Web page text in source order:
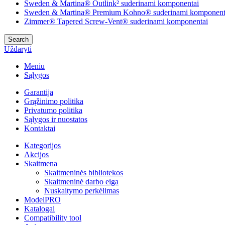
Sweden & Martina® Outlink² suderinami komponentai
Sweden & Martina® Premium Kohno® suderinami
Zimmer® Tapered Screw-Vent® suderinami komponentai
Search
Uždaryti
Meniu
Sąlygos
Garantija
Grąžinimo politika
Privatumo politika
Sąlygos ir nuostatos
Kontaktai
Kategorijos
Akcijos
Skaitmena
Skaitmeninės bibliotekos
Skaitmeninė darbo eiga
Nuskaitymo perkėlimas
ModelPRO
Katalogai
Compatibility tool